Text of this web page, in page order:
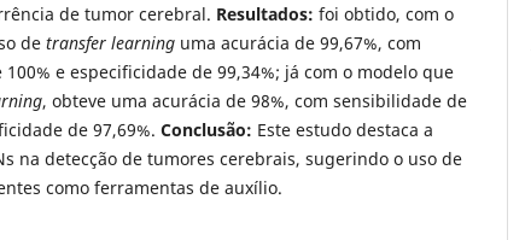
de tumor cerebral. Resultados: foi obtido, com o
de transfer learning uma acurácia de 99,67%, com
e especificidade de 99,34%; já com o modelo que
, obteve uma acurácia de 98%, com sensibilidade de
de 97,69%. Conclusão: Este estudo destaca a
na detecção de tumores cerebrais, sugerindo o uso de
como ferramentas de auxílio.